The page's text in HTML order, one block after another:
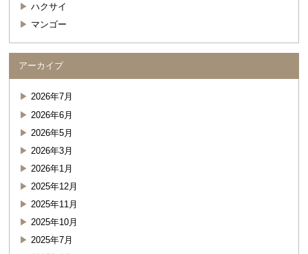
ハクサイ
マンゴー
アーカイブ
2026年7月
2026年6月
2026年5月
2026年3月
2026年1月
2025年12月
2025年11月
2025年10月
2025年7月